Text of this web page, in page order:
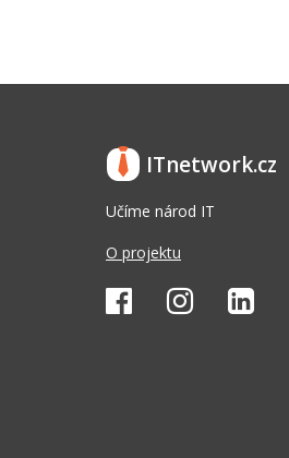
ITnetwork.cz
Učíme národ IT
O projektu